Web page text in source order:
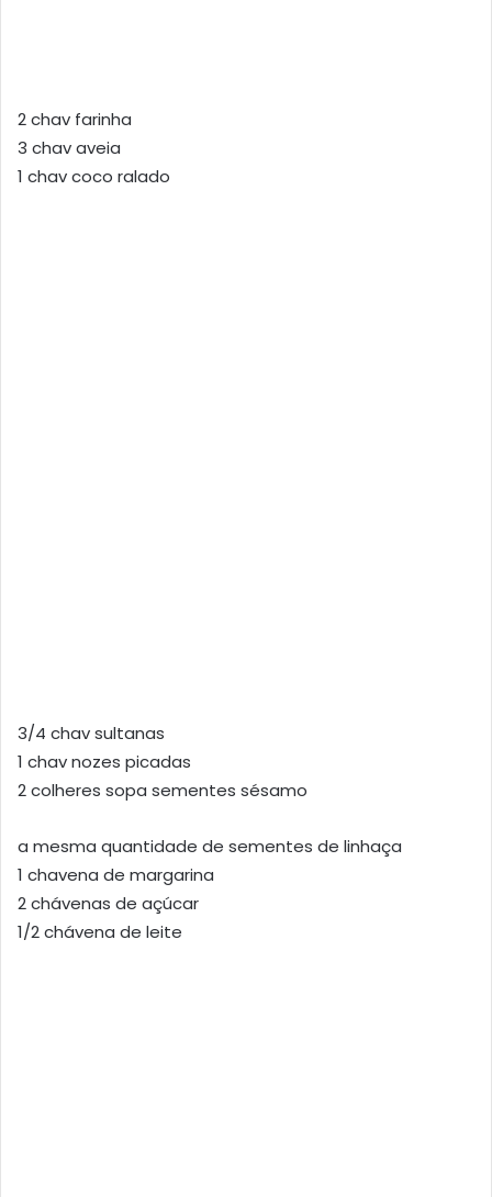
2 chav farinha
3 chav aveia
1 chav coco ralado
3/4 chav sultanas
1 chav nozes picadas
2 colheres sopa sementes sésamo
a mesma quantidade de sementes de linhaça
1 chavena de margarina
2 chávenas de açúcar
1/2 chávena de leite